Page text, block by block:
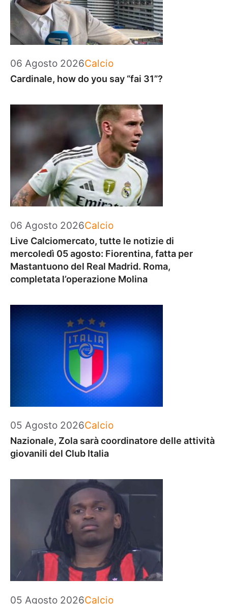
06 Agosto 2026Categorie
Calcio
Cardinale, how do you say “fai 31”?
06 Agosto 2026Categorie
Calcio
Live Calciomercato, tutte le notizie di
mercoledì 05 agosto: Fiorentina, fatta per
Mastantuono del Real Madrid. Roma,
completata l’operazione Molina
05 Agosto 2026Categorie
Calcio
Nazionale, Zola sarà coordinatore delle attività
giovanili del Club Italia
05 Agosto 2026Categorie
Calcio